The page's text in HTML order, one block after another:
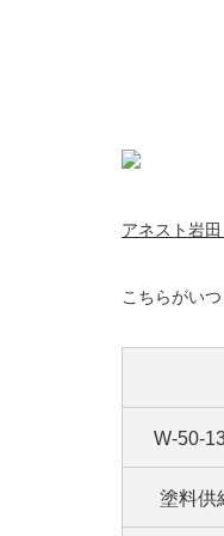
アネスト岩
こちらがい
W-50-
塗料供